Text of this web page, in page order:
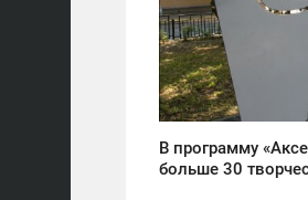
0
1 111
В программу
больше 30